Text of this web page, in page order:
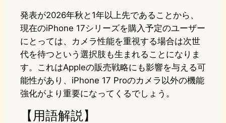
発表が2026年秋と1年以上先であることから、
現在のiPhone 17シリーズを購入予定のユーザー
にとっては、カメラ性能を重視する場合は次世
代を待つという選択肢も生まれることになりま
す。これはAppleの販売戦略にも影響を与える可
能性があり、iPhone 17 Proのカメラ以外の機能
強化がより重要になってくるでしょう。
【用語解説】